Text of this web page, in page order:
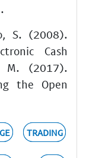
S. (2008).
Cash
M. (2017).
the Open
TRADING